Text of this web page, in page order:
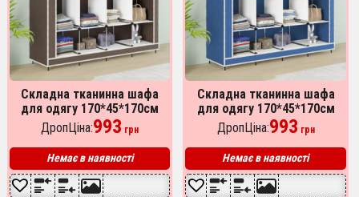
Складна тканинна шафа
для одягу 170*45*170см
Storage Rack, тканинна
шафа для речей Коричнева
ДропЦіна:993 грн
Немає в наявності
Складна тканинна шафа
для одягу 170*45*170см
Storage Rack, універсальна
тканинна шафа для речей
Синій
ДропЦіна:993 грн
Немає в наявності